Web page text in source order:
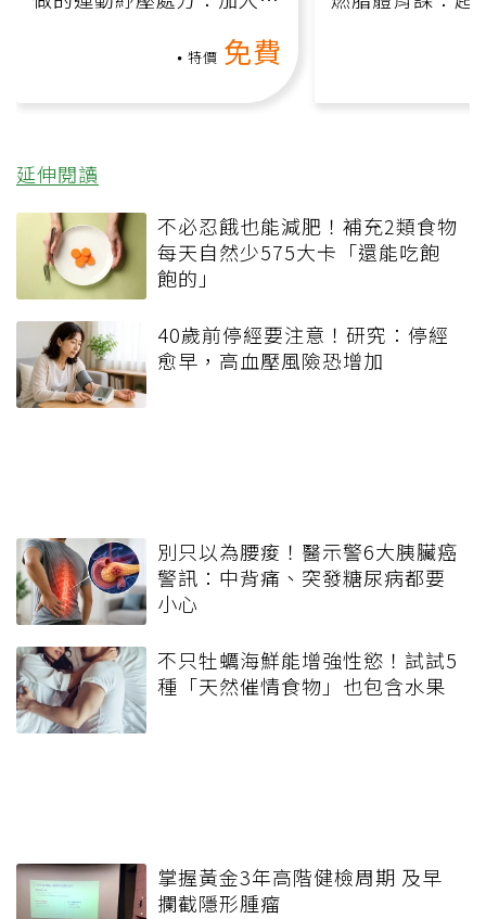
特價 免費
延伸閱讀
不必忍餓也能減肥！補充2類食物
每天自然少575大卡「還能吃飽
飽的」
40歲前停經要注意！研究：停經
愈早，高血壓風險恐增加
別只以為腰痠！醫示警6大胰臟癌
警訊：中背痛、突發糖尿病都要
小心
不只牡蠣海鮮能增強性慾！試試5
種「天然催情食物」也包含水果
掌握黃金3年高階健檢周期 及早
攔截隱形腫瘤